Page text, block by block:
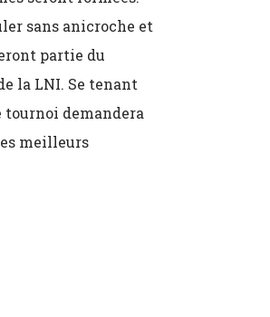
sans anicroche et
partie du
la LNI. Se tenant
tournoi demandera
meilleurs